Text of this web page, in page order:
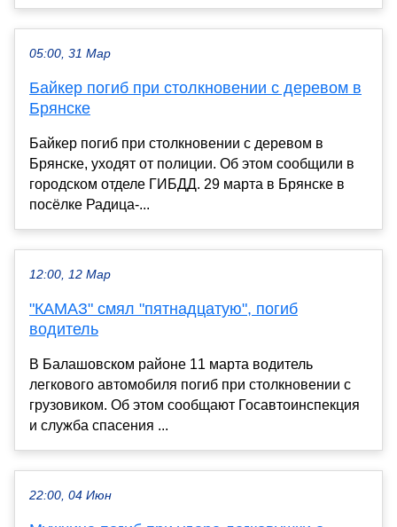
05:00, 31 Мар
Байкер погиб при столкновении с деревом в
Брянске
Байкер погиб при столкновении с деревом в
Брянске, уходят от полиции. Об этом сообщили в
городском отделе ГИБДД. 29 марта в Брянске в
посёлке Радица-...
12:00, 12 Мар
"КАМАЗ" смял "пятнадцатую", погиб
водитель
В Балашовском районе 11 марта водитель
легкового автомобиля погиб при столкновении с
грузовиком. Об этом сообщают Госавтоинспекция
и служба спасения ...
22:00, 04 Июн